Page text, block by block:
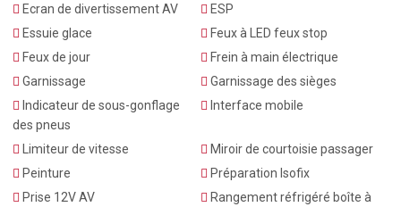
Ecran de divertissement AV
ESP
Essuie glace
Feux à LED feux stop
Feux de jour
Frein à main électrique
Garnissage
Garnissage des sièges
Indicateur de sous-gonflage
des pneus
Interface mobile
Limiteur de vitesse
Miroir de courtoisie passager
Peinture
Préparation Isofix
Prise 12V AV
Rangement réfrigéré boîte à